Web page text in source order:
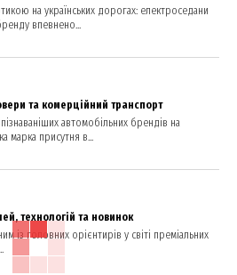
на українських дорогах: електроседани
впевнено...
та комерційний транспорт
автомобільних брендів на
марка присутня в...
технологій та новинок
із головних орієнтирів у світі преміальних